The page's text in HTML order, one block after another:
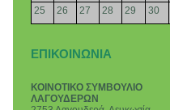
25
26 27 28 29 30
ΕΠΙΚΟΙΝΩΝΙΑ
ΚΟΙΝΟΤΙΚΟ ΣΥΜΒΟΥΛΙΟ
ΛΑΓΟΥΔΕΡΩΝ